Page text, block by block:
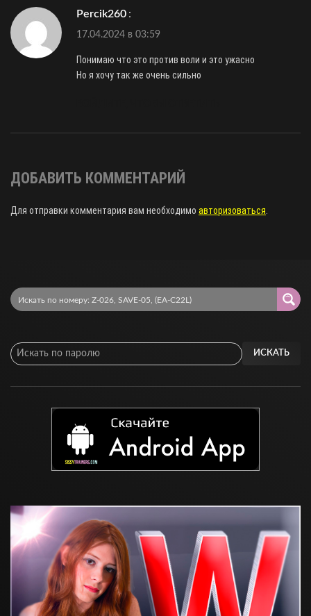
percik260 :
17.04.2024 в 03:59
Понимаю что это против воли и это ужасно
Но я хочу так же очень сильно
ДОБАВИТЬ КОММЕНТАРИЙ
Для отправки комментария вам необходимо авторизоваться.
ИСКАТЬ